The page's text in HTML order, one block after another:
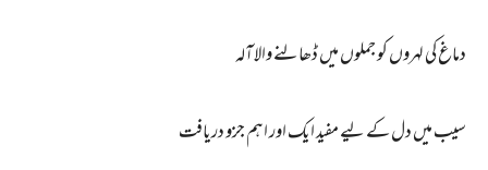
دماغ کی لہروں کو جملوں میں ڈھالنے والا آلہ
سیب میں دل کے لیے مفید ایک اور اہم جزو دریافت